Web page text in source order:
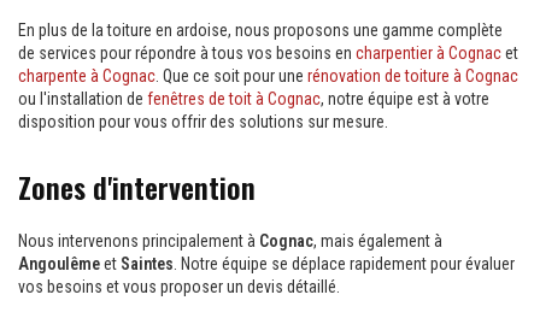
En plus de la toiture en ardoise, nous proposons une gamme complète
de services pour répondre à tous vos besoins en charpentier à Cognacet
charpente à Cognac . Que ce soit pour une rénovation de toiture à Cognac
ou l'installation de fenêtres de toit à Cognac, notre équipe est à votre
disposition pour vous offrir des solutions sur mesure.
Zones d'intervention
Nous intervenons principalement à Cognac, mais également à
Angoulêmeet Saintes . Notre équipe se déplace rapidement pour évaluer
vos besoins et vous proposer un devis détaillé.